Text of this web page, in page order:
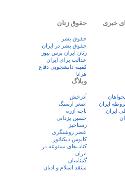
خبری حقوق زنان
حقوق بشر
حقوق بشر در ایران
زنان ايران پرس نيوز
عدالت برای ایران
کمیته دانشجویی دفاع
هرانا
ایران
ایران
وبلاگ
آذرخش
اصغر ارسنگ
باچه آزره
حسین یزدانی
رستاخیز
عضر روشنگری
کابوس دیکتاتور
کتاب‌های ممنوعه در
ایران
گمنامیان
منتقد اسلام و ادیان